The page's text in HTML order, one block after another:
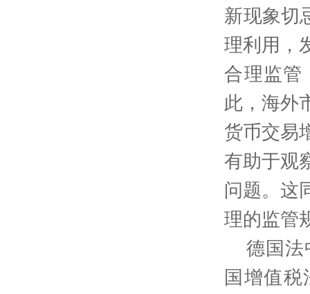
新现象切
理利用，
合理监管
此，海外
货币交易
有助于观
问题。这
理的监管
德国法
国增值